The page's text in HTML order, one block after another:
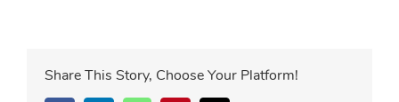
Share This Story, Choose Your Platform!